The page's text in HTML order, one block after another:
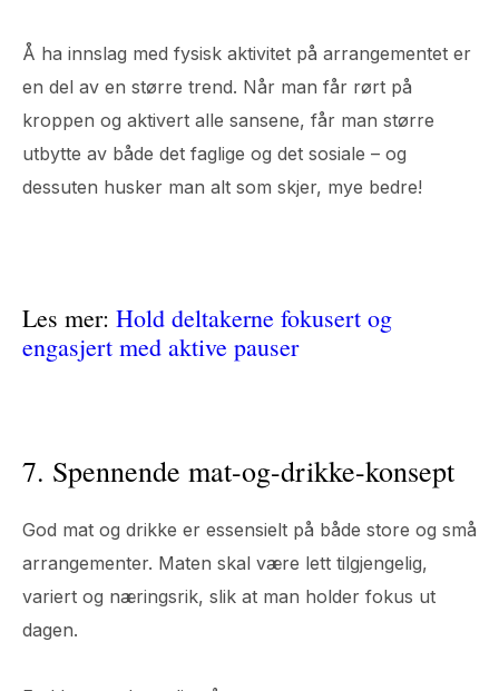
Å ha innslag med fysisk aktivitet på arrangementet er
en del av en større trend. Når man får rørt på
kroppen og aktivert alle sansene, får man større
utbytte av både det faglige og det sosiale – og
dessuten husker man alt som skjer, mye bedre!
Les mer: Hold deltakerne fokusert og
engasjert med aktive pauser
7. Spennende mat-og-drikke-konsept
God mat og drikke er essensielt på både store og små
arrangementer. Maten skal være lett tilgjengelig,
variert og næringsrik, slik at man holder fokus ut
dagen.